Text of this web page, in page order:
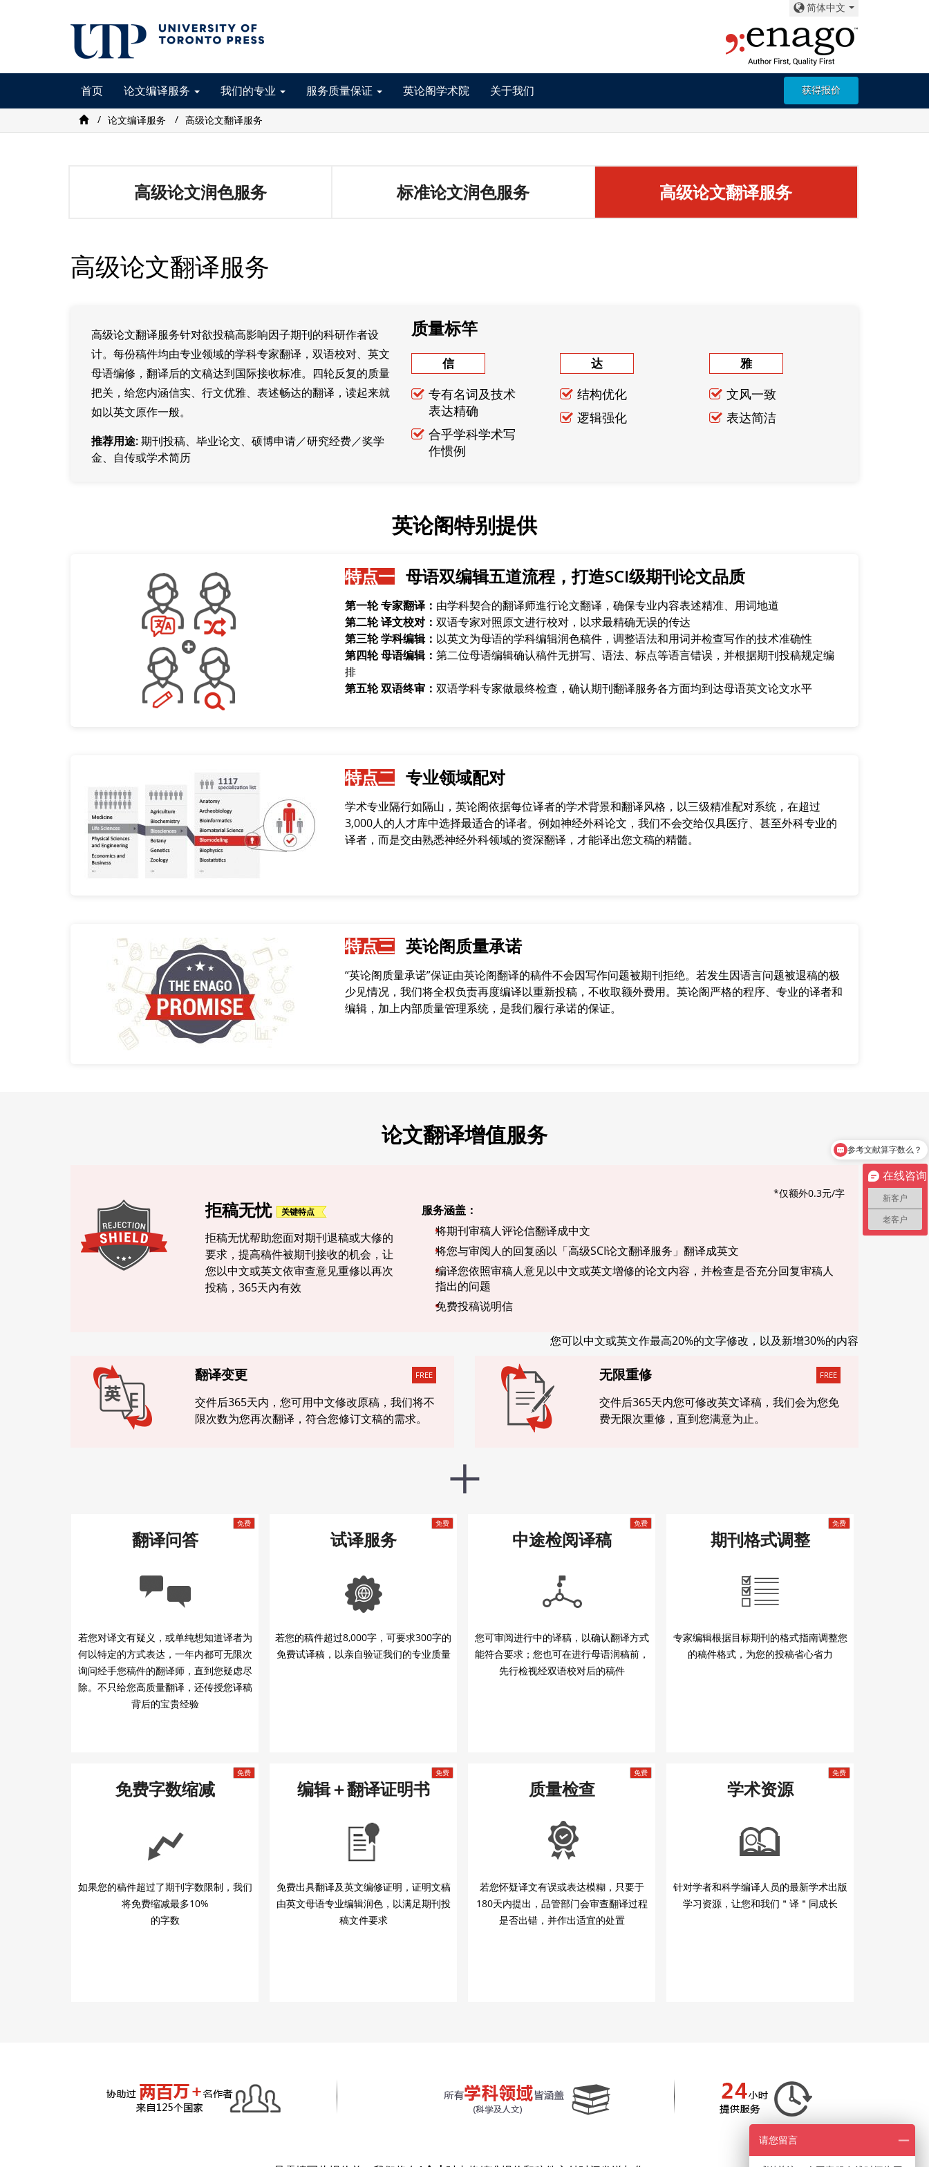
简体中文
首页 论文编译服务 我们的专业 服务质量保证 英论阁学术院 关于我们 获得报价
论文编译服务 高级论文翻译服务
高级论文润色服务 标准论文润色服务 高级论文翻译服务
高级论文翻译服务
高级论文翻译服务针对欲投稿高影响因子期刊的科研作者设
计。每份稿件均由专业领域的学科专家翻译，双语校对、英文
母语编修，翻译后的文稿达到国际接收标准。四轮反复的质量
把关，给您内涵信实、行文优雅、表述畅达的翻译，读起来就
如以英文原作一般。
推荐用途:期刊投稿、毕业论文、硕博申请／研究经费／奖学
金、自传或学术简历
质量标竿
信
专有名词及技术
表达精确
合乎学科学术写
作惯例
达
结构优化
逻辑强化
雅
文风一致
表达简洁
英论阁特别提供
特点一 母语双编辑五道流程，打造SCI级期刊论文品质
第一轮 专家翻译： 由学科契合的翻译师進行论文翻译，确保专业内容表述精准、用词地道
第二轮 译文校对： 双语专家对照原文进行校对，以求最精确无误的传达
第三轮 学科编辑： 以英文为母语的学科编辑润色稿件，调整语法和用词并检查写作的技术准确性
第四轮 母语编辑： 第二位母语编辑确认稿件无拼写、语法、标点等语言错误，并根据期刊投稿规定编
排
第五轮 双语终审： 双语学科专家做最终检查，确认期刊翻译服务各方面均到达母语英文论文水平
特点二 专业领域配对
学术专业隔行如隔山，英论阁依据每位译者的学术背景和翻译风格，以三级精准配对系统，在超过
3,000人的人才库中选择最适合的译者。例如神经外科论文，我们不会交给仅具医疗、甚至外科专业的
译者，而是交由熟悉神经外科领域的资深翻译，才能译出您文稿的精髓。
特点三 英论阁质量承诺
“英论阁质量承诺”保证由英论阁翻译的稿件不会因写作问题被期刊拒绝。若发生因语言问题被退稿的极
少见情况，我们将全权负责再度编译以重新投稿，不收取额外费用。英论阁严格的程序、专业的译者和
编辑，加上内部质量管理系统，是我们履行承诺的保证。
论文翻译增值服务
*仅额外0.3元/字
拒稿无忧
拒稿无忧帮助您面对期刊退稿或大修的
要求，提高稿件被期刊接收的机会，让
您以中文或英文依审查意见重修以再次
投稿，365天內有效
服务涵盖：
将期刊审稿人评论信翻译成中文
将您与审阅人的回复函以「高级SCI论文翻译服务」翻译成英文
编译您依照审稿人意见以中文或英文增修的论文内容，并检查是否充分回复审稿人
指出的问题
免费投稿说明信
您可以中文或英文作最高20%的文字修改，以及新增30%的内容
翻译变更 FREE
交件后365天内，您可用中文修改原稿，我们将不
限次数为您再次翻译，符合您修订文稿的需求。
无限重修 FREE
交件后365天内您可修改英文译稿，我们会为您免
费无限次重修，直到您满意为止。
+
翻译问答
若您对译文有疑义，或单纯想知道译者为
何以特定的方式表达，一年内都可无限次
询问经手您稿件的翻译师，直到您疑虑尽
除。不只给您高质量翻译，还传授您译稿
背后的宝贵经验
试译服务
若您的稿件超过8,000字，可要求300字的
免费试译稿，以亲自验证我们的专业质量
中途检阅译稿
您可审阅进行中的译稿，以确认翻译方式
能符合要求；您也可在进行母语润稿前，
先行检视经双语校对后的稿件
期刊格式调整
专家编辑根据目标期刊的格式指南调整您
的稿件格式，为您的投稿省心省力
免费字数缩减
如果您的稿件超过了期刊字数限制，我们
将免费缩减最多10%
的字数
编辑＋翻译证明书
免费出具翻译及英文编修证明，证明文稿
由英文母语专业编辑润色，以满足期刊投
稿文件要求
质量检查
若您怀疑译文有误或表达模糊，只要于
180天内提出，品管部门会审查翻译过程
是否出错，并作出适宜的处置
学术资源
针对学者和科学编译人员的最新学术出版
学习资源，让您和我们＂译＂同成长
在线咨询
新客户
老客户
参考文献算字数么？
请您留言